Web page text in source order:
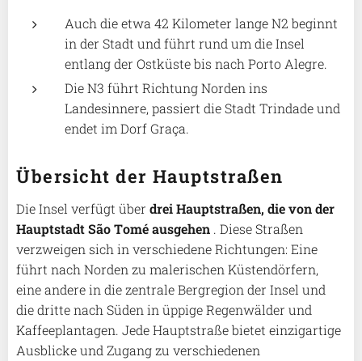
Auch die etwa 42 Kilometer lange N2 beginnt
in der Stadt und führt rund um die Insel
entlang der Ostküste bis nach Porto Alegre.
Die N3 führt Richtung Norden ins
Landesinnere, passiert die Stadt Trindade und
endet im Dorf Graça.
Übersicht der Hauptstraßen
Die Insel verfügt über drei Hauptstraßen, die von der
Hauptstadt São Tomé ausgehen . Diese Straßen
verzweigen sich in verschiedene Richtungen: Eine
führt nach Norden zu malerischen Küstendörfern,
eine andere in die zentrale Bergregion der Insel und
die dritte nach Süden in üppige Regenwälder und
Kaffeeplantagen. Jede Hauptstraße bietet einzigartige
Ausblicke und Zugang zu verschiedenen